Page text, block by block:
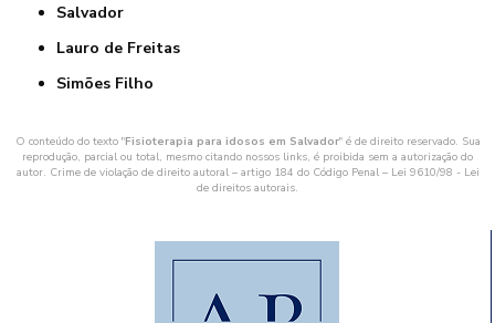
Salvador
Lauro de Freitas
Simões Filho
O conteúdo do texto "Fisioterapia para idosos em Salvador" é de direito reservado. Sua
reprodução, parcial ou total, mesmo citando nossos links, é proibida sem a autorização do
autor. Crime de violação de direito autoral – artigo 184 do Código Penal – Lei 9610/98 - Lei
de direitos autorais.